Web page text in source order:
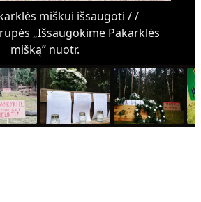
miškui išsaugoti / /
„Išsaugokime Pakarklės
mišką” nuotr.